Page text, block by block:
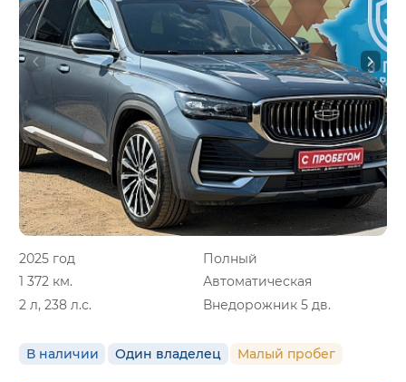
2025 год
Полный
1 372 км.
Автоматическая
2 л, 238 л.с.
Внедорожник 5 дв.
В наличии Один владелец Малый пробег